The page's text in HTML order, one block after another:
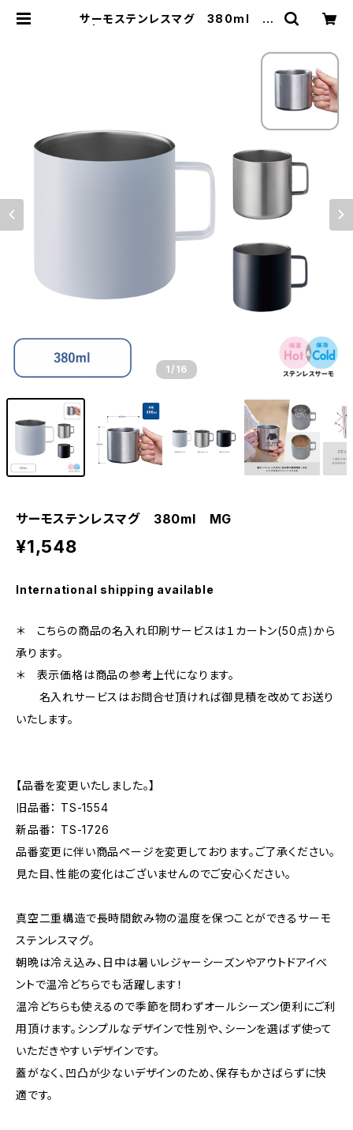
サーモステンレスマグ 380ml M
1 /16
サーモステンレスマグ 380ml MG
¥1,548
International shipping available
＊ こちらの商品の名入れ印刷サービスは１カートン(50点)から
承ります。
＊ 表示価格は商品の参考上代になります。
名入れサービスはお問合せ頂ければ御見積を改めてお送り
いたします。
【品番を変更いたしました。】
旧品番： TS-1554
新品番： TS-1726
品番変更に伴い商品ページを変更しております。ご了承ください。
見た目、性能の変化はございませんのでご安心ください。
真空二重構造で長時間飲み物の温度を保つことができるサーモ
ステンレスマグ。
朝晩は冷え込み、日中は暑いレジャーシーズンやアウトドアイベ
ントで温冷どちらでも活躍します！
温冷どちらも使えるので季節を問わずオールシーズン便利にご利
用頂けます。シンプルなデザインで性別や、シーンを選ばず使って
いただきやすいデザインです。
蓋がなく、凹凸が少ないデザインのため、保存もかさばらずに快
適です。